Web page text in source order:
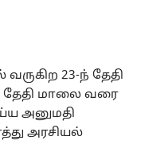
23-ந் தேதி
தேதி மாலை வரை
அனுமதி
அரசியல்